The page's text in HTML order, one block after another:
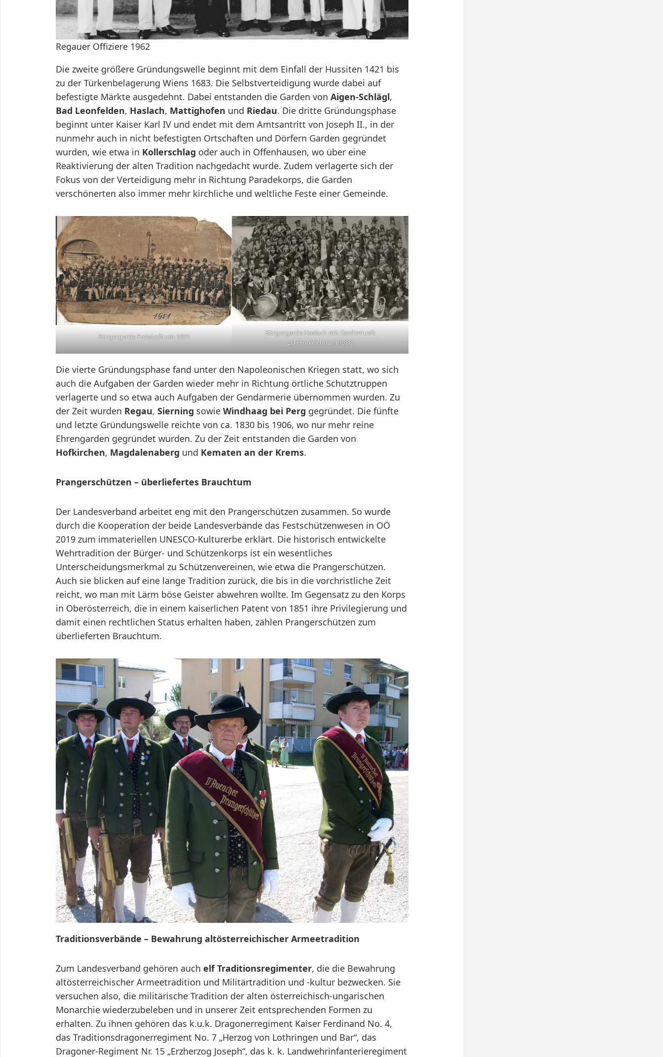
Regauer Offiziere 1962
Die zweite größere Gründungswelle beginnt mit dem Einfall der Hussiten 1421 bis
zu der Türkenbelagerung Wiens 1683. Die Selbstverteidigung wurde dabei auf
befestigte Märkte ausgedehnt. Dabei entstanden die Garden von Aigen-Schlägl,
Bad Leonfelden, Haslach, Mattighofen und Riedau. Die dritte Gründungsphase
beginnt unter Kaiser Karl IV und endet mit dem Amtsantritt von Joseph II., in der
nunmehr auch in nicht befestigten Ortschaften und Dörfern Garden gegründet
wurden, wie etwa in Kollerschlag oder auch in Offenhausen, wo über eine
Reaktivierung der alten Tradition nachgedacht wurde. Zudem verlagerte sich der
Fokus von der Verteidigung mehr in Richtung Paradekorps, die Garden
verschönerten also immer mehr kirchliche und weltliche Feste einer Gemeinde.
Bürgergarde Freistadt um 1901
Bürgergarde Haslach mit Gardemusik
zu Fronleichnam 1880
Die vierte Gründungsphase fand unter den Napoleonischen Kriegen statt, wo sich
auch die Aufgaben der Garden wieder mehr in Richtung örtliche Schutztruppen
verlagerte und so etwa auch Aufgaben der Gendarmerie übernommen wurden. Zu
der Zeit wurden Regau, Sierning sowie Windhaag bei Perg gegründet. Die fünfte
und letzte Gründungswelle reichte von ca. 1830 bis 1906, wo nur mehr reine
Ehrengarden gegründet wurden. Zu der Zeit entstanden die Garden von
Hofkirchen, Magdalenaberg und Kematen an der Krems.
Prangerschützen – überliefertes Brauchtum
Der Landesverband arbeitet eng mit den Prangerschützen zusammen. So wurde
durch die Kooperation der beide Landesverbände das Festschützenwesen in OÖ
2019 zum immateriellen UNESCO-Kulturerbe erklärt. Die historisch entwickelte
Wehrtradition der Bürger- und Schützenkorps ist ein wesentliches
Unterscheidungsmerkmal zu Schützenvereinen, wie etwa die Prangerschützen.
Auch sie blicken auf eine lange Tradition zurück, die bis in die vorchristliche Zeit
reicht, wo man mit Lärm böse Geister abwehren wollte. Im Gegensatz zu den Korps
in Oberösterreich, die in einem kaiserlichen Patent von 1851 ihre Privilegierung und
damit einen rechtlichen Status erhalten haben, zählen Prangerschützen zum
überlieferten Brauchtum.
Traditionsverbände – Bewahrung altösterreichischer Armeetradition
Zum Landesverband gehören auch elf Traditionsregimenter, die die Bewahrung
altösterreichischer Armeetradition und Militärtradition und -kultur bezwecken. Sie
versuchen also, die militärische Tradition der alten österreichisch-ungarischen
Monarchie wiederzubeleben und in unserer Zeit entsprechenden Formen zu
erhalten. Zu ihnen gehören das k.u.k. Dragonerregiment Kaiser Ferdinand No. 4,
das Traditionsdragonerregiment No. 7 „Herzog von Lothringen und Bar“, das
Dragoner-Regiment Nr. 15 „Erzherzog Joseph“, das k. k. Landwehrinfanterieregiment